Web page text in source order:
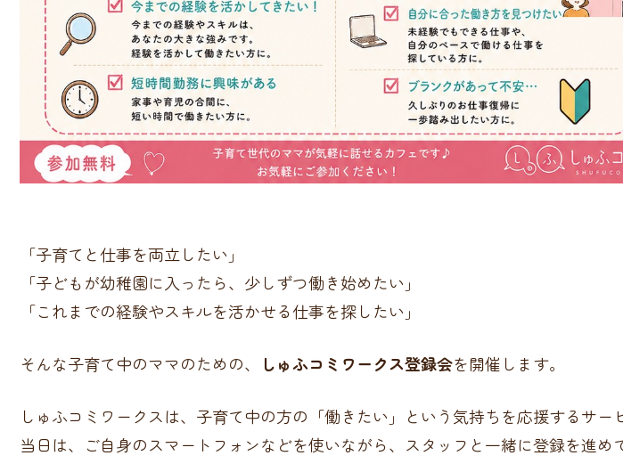
「子育てと仕事を両立したい」
「子どもが幼稚園に入ったら、少しずつ働き始めたい」
「これまでの経験やスキルを活かせる仕事を探したい」
そんな子育て中のママのための、 しゅふコミワークス登録会を開催します。
しゅふコミワークスは、子育て中の方の「働きたい」という気持ちを応援するサー
当日は、ご自身のスマートフォンなどを使いながら、スタッフと一緒に登録を進め